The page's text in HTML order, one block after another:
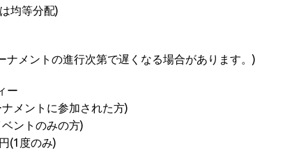
均等分配)
ナメントの進行次第で遅くなる場合があります。)
ー
メントに参加された方)
ントのみの方)
(1度のみ)